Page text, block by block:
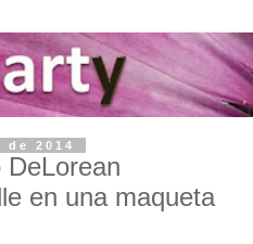
2014
DeLorean
en una maqueta